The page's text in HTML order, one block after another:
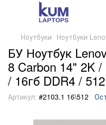
Ноутбуки Ноутбуки
БУ Ноутбук
8 Carbon 14" 2K
/ 16гб DDR4 /
Артикул: #2103.1 16\512